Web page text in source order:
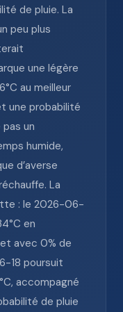
de pluie. La
peu plus
une légère
au meilleur
une probabilité
pas un
humide,
d’averse
La
: le 2026-06-
en
avec 0% de
18 poursuit
accompagné
de pluie